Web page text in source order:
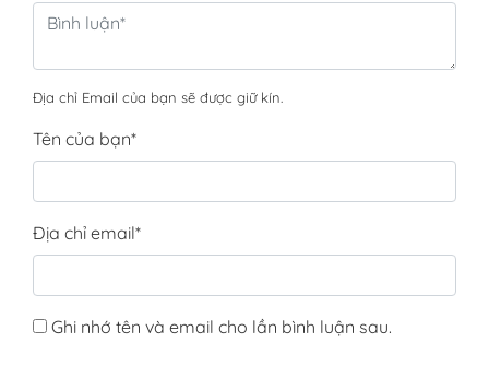
Địa chỉ Email của bạn sẽ được giữ kín.
Tên của bạn*
Địa chỉ email*
Ghi nhớ tên và email cho lần bình luận sau.